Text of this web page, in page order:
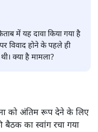
में यह दावा किया गया है
विवाद होने के पहले ही
क्या है मामला?
को अंतिम रूप देने के लिए
बैठक का स्वांग रचा गया